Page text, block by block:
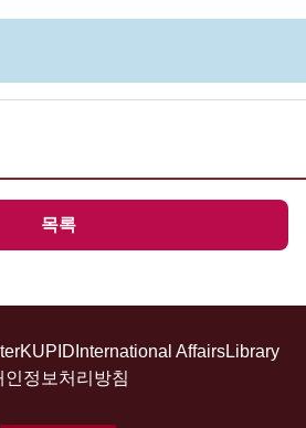
목록
KUPID International AffairsLibrary
인정보처리방침